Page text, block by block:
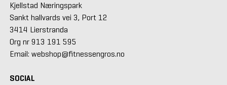
Kjellstad Næringspark
Sankt hallvards vei 3, Port 12
3414 Lierstranda
Org nr 913 191 595
Email: webshop@fitnessengros.no
SOCIAL